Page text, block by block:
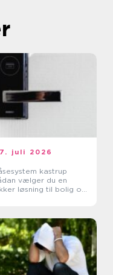
juli 2026
kastrup
vælger du en
løsning til bolig og